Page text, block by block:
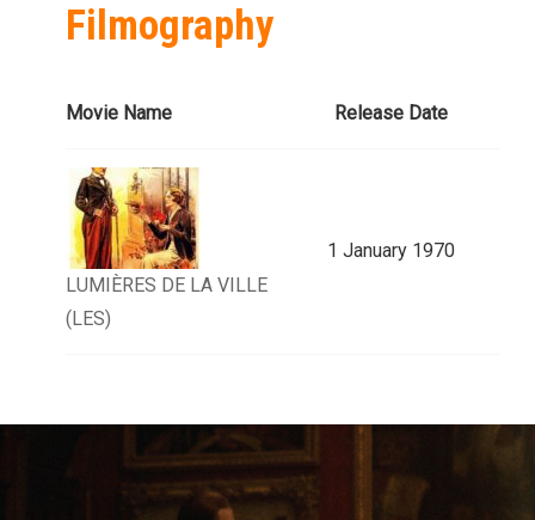
Filmography
Movie Name Release Date
LUMIÈRES DE LA VILLE
(LES)
1 January 1970